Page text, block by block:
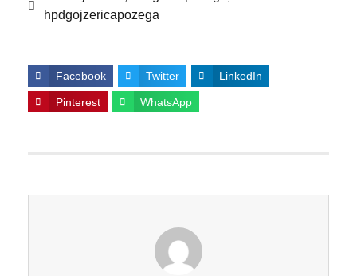
hpdgojzericapozega
Facebook Twitter LinkedIn
Pinterest WhatsApp